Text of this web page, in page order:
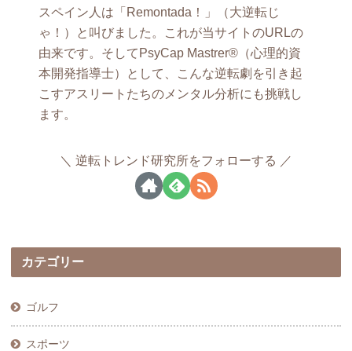
スペイン人は「Remontada！」（大逆転じ
ゃ！）と叫びました。これが当サイトのURLの
由来です。そしてPsyCap Mastrer®（心理的資
本開発指導士）として、こんな逆転劇を引き起
こすアスリートたちのメンタル分析にも挑戦し
ます。
逆転トレンド研究所をフォローする
カテゴリー
ゴルフ
スポーツ